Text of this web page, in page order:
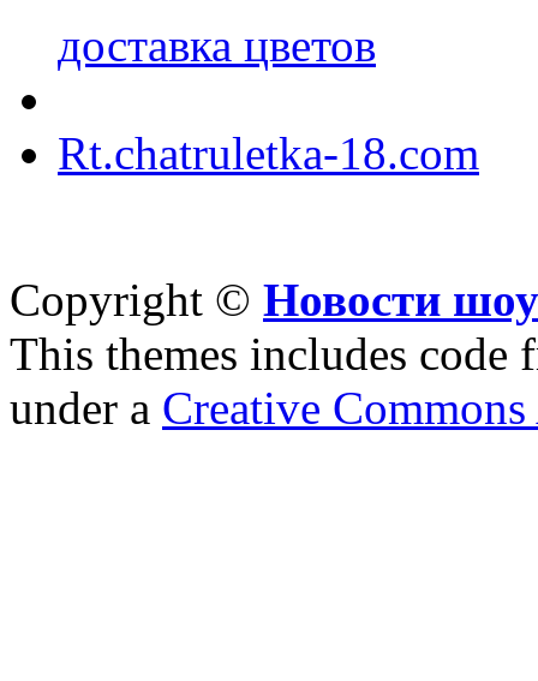
доставка цветов
Rt.chatruletka-18.com
Copyright © Новости
This themes includes code
under a Creative